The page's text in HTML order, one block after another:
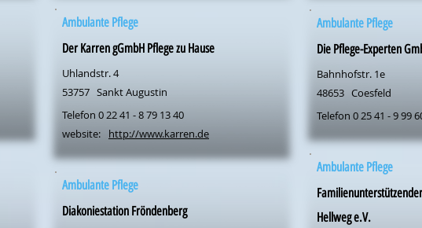
Ambulante Pflege
Der Karren gGmbH Pflege zu Hause
Uhlandstr. 4
53757 Sankt Augustin
Telefon 0 22 41 - 8 79 13 40
website:
http://www.karren.de
Ambulante Pflege
Diakoniestation Fröndenberg
Ambulante Pflege
Die Pflege-Experten
Bahnhofstr. 1e
48653 Coesfeld
Telefon 0 25 41 - 9 99
Ambulante Pflege
Hellweg e.V.